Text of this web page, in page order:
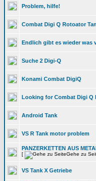
Problem, hilfe!
Combat Digi Q Rotoator
Endlich gibt es wieder was
Suche 2 Digi-Q
Konami Combat DigiQ
Looking for Combat Digi Q
Android Tank
VS R Tank motor problem
PANZERKETTEN AUS
[ Gehe zu
VS Tank X Getriebe